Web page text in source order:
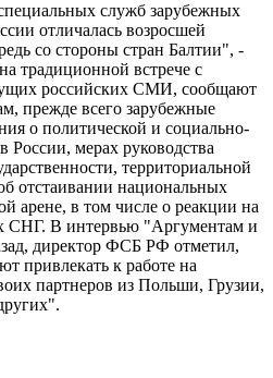
служб зарубежных
отличалась возросшей
со стороны стран Балтии", -
традиционной встрече с
российских СМИ, сообщают
прежде всего зарубежные
о политической и социально-
России, мерах руководства
территориальной
отстаивании национальных
арене, в том числе о реакции на
СНГ. В интервью "Аргументам и
директор ФСБ РФ отметил,
к работе на
партнеров из Польши, Грузии,